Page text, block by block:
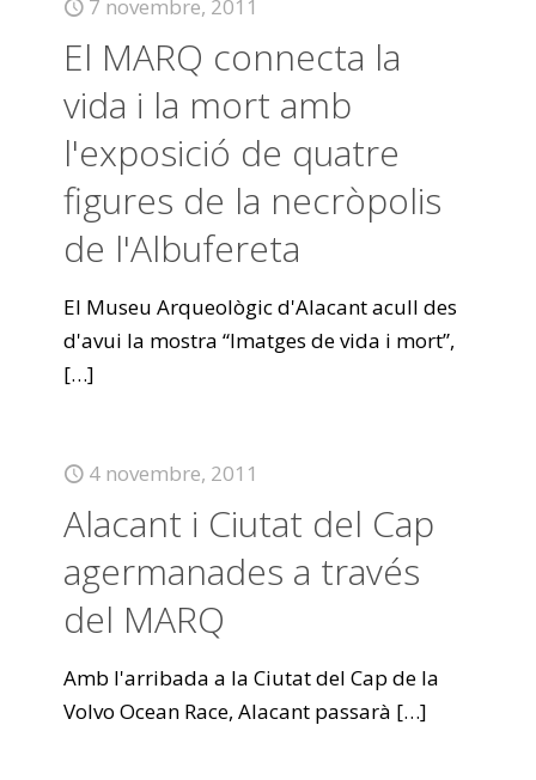
7 novembre, 2011
El MARQ connecta la
vida i la mort amb
l'exposició de quatre
figures de la necròpolis
de l'Albufereta
El Museu Arqueològic d'Alacant acull des
d'avui la mostra “Imatges de vida i mort”,
[…]
4 novembre, 2011
Alacant i Ciutat del Cap
agermanades a través
del MARQ
Amb l'arribada a la Ciutat del Cap de la
Volvo Ocean Race, Alacant passarà […]